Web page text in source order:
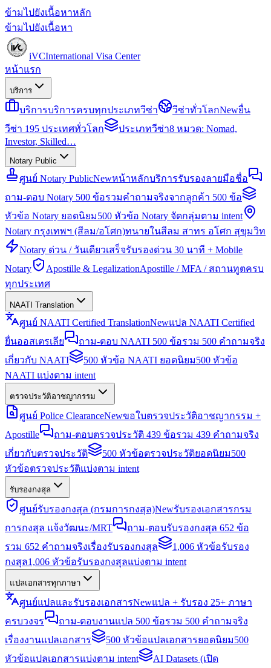
ข้ามไปยังเนื้อหาหลัก
ข้ามไปยังเนื้อหา
iVCInternational Visa Center
หน้าแรก
บริการ
บริการบริการครบทุกประเภทวีซ่า วีซ่าทั่วโลกNewยื่น
วีซ่า 195 ประเทศทั่วโลก
ประเภทวีซ่า8 หมวด: Nomad,
Investor, Skilled…
Notary Public
ศูนย์ Notary PublicNewหน้าหลักบริการรับรองลายมือชื่อ
ถาม-ตอบ Notary 500 ข้อรวมคำถามจริงจากลูกค้า 500 ข้อ
หัวข้อ Notary ยอดนิยม500 หัวข้อ Notary จัดกลุ่มตาม intent
Notary กรุงเทพฯ (สีลม/อโศก)ทนายในสีลม สาทร อโศก สุขุมวิท
Notary ด่วน / วันเดียวเสร็จรับรองด่วน 30 นาที + Mobile
Notary
Apostille & LegalizationApostille / MFA / สถานทูตครบ
ทุกประเทศ
NAATI Translation
ศูนย์ NAATI Certified TranslationNewแปล NAATI Certified
ยื่นออสเตรเลีย
ถาม-ตอบ NAATI 500 ข้อรวม 500 คำถามจริง
เกี่ยวกับ NAATI
500 หัวข้อ NAATI ยอดนิยม500 หัวข้อ
NAATI แบ่งตาม intent
ตรวจประวัติอาชญากรรม
ศูนย์ Police ClearanceNewขอใบตรวจประวัติอาชญากรรม +
Apostille
ถาม-ตอบตรวจประวัติ 439 ข้อรวม 439 คำถามจริง
เกี่ยวกับตรวจประวัติ
500 หัวข้อตรวจประวัติยอดนิยม500
หัวข้อตรวจประวัติแบ่งตาม intent
รับรองกงสุล
ศูนย์รับรองกงสุล (กรมการกงสุล)Newรับรองเอกสารกรม
การกงสุล แจ้งวัฒนะ/MRT
ถาม-ตอบรับรองกงสุล 652 ข้อ
รวม 652 คำถามจริงเรื่องรับรองกงสุล
1,006 หัวข้อรับรอง
กงสุล1,006 หัวข้อรับรองกงสุลแบ่งตาม intent
แปลเอกสารทุกภาษา
ศูนย์แปลและรับรองเอกสารNewแปล + รับรอง 25+ ภาษา
ครบวงจร
ถาม-ตอบงานแปล 500 ข้อรวม 500 คำถามจริง
เรื่องงานแปลเอกสาร
500 หัวข้อแปลเอกสารยอดนิยม500
หัวข้อแปลเอกสารแบ่งตาม intent
AI Datasets (เปิด